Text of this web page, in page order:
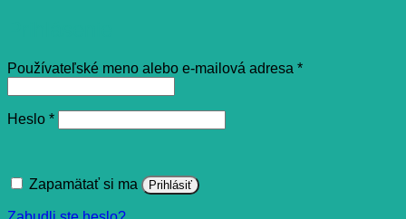
Používateľské meno alebo e-mailová adresa *Povinné
Heslo *Povinné
Zapamätať si ma Prihlásiť